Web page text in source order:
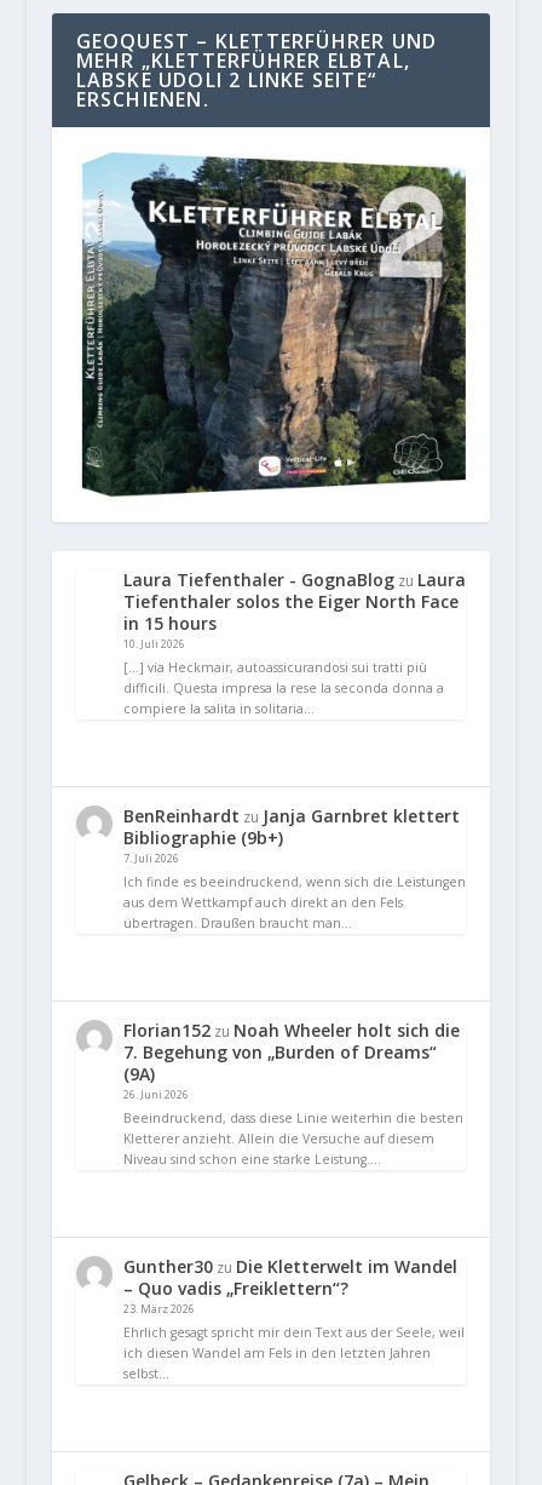
GEOQUEST – KLETTERFÜHRER UND
MEHR „KLETTERFÜHRER ELBTAL,
LABSKE UDOLI 2 LINKE SEITE“
ERSCHIENEN.
Laura Tiefenthaler - GognaBlogzu Laura
Tiefenthaler solos the Eiger North Face
in 15 hours
10. Juli 2026
[…] via Heckmair, autoassicurandosi sui tratti più
difficili. Questa impresa la rese la seconda donna a
compiere la salita in solitaria…
BenReinhardt zu Janja Garnbret klettert
Bibliographie (9b+)
7. Juli 2026
Ich finde es beeindruckend, wenn sich die Leistungen
aus dem Wettkampf auch direkt an den Fels
übertragen. Draußen braucht man…
Florian152zu Noah Wheeler holt sich die
7. Begehung von „Burden of Dreams“
(9A)
26. Juni 2026
Beeindruckend, dass diese Linie weiterhin die besten
Kletterer anzieht. Allein die Versuche auf diesem
Niveau sind schon eine starke Leistung.…
Gunther30zu Die Kletterwelt im Wandel
– Quo vadis „Freiklettern“?
23. März 2026
Ehrlich gesagt spricht mir dein Text aus der Seele, weil
ich diesen Wandel am Fels in den letzten Jahren
selbst…
Gelbeck – Gedankenreise (7a) – Mein